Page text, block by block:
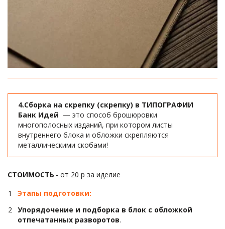
4.Сборка на скрепку (скрепку) в ТИПОГРАФИИ
Банк Идей — это способ брошюровки
многополосных изданий, при котором листы
внутреннего блока и обложки скрепляются
металлическими скобами!
CТОИМОСТЬ - от 20 р за иделие
Этапы подготовки:
Упорядочение и подборка в блок с обложкой
отпечатанных разворотов.